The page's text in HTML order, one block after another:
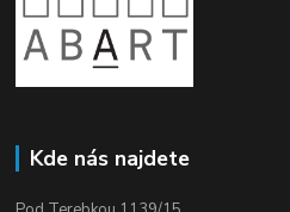
Kde nás najdete